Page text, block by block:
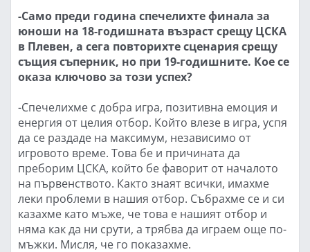
-Само преди година спечелихте финала за
юноши на 18-годишната възраст срещу ЦСКА
в Плевен, а сега повторихте сценария срещу
същия съперник, но при 19-годишните. Кое се
оказа ключово за този успех?
-Спечелихме с добра игра, позитивна емоция и
енергия от целия отбор. Който влезе в игра, успя
да се раздаде на максимум, независимо от
игровото време. Това бе и причината да
преборим ЦСКА, който бе фаворит от началото
на първенството. Както знаят всички, имахме
леки проблеми в нашия отбор. Събрахме се и си
казахме като мъже, че това е нашият отбор и
няма как да ни срути, а трябва да играем още по-
мъжки. Мисля, че го показахме.